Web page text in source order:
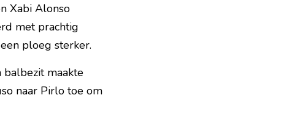
Xabi Alonso
met prachtig
ploeg sterker.
maakte
naar Pirlo toe om